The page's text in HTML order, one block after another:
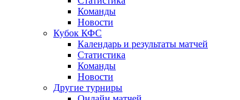
Команды
Новости
Кубок КФС
Календарь и результаты матчей
Статистика
Команды
Новости
Другие турниры